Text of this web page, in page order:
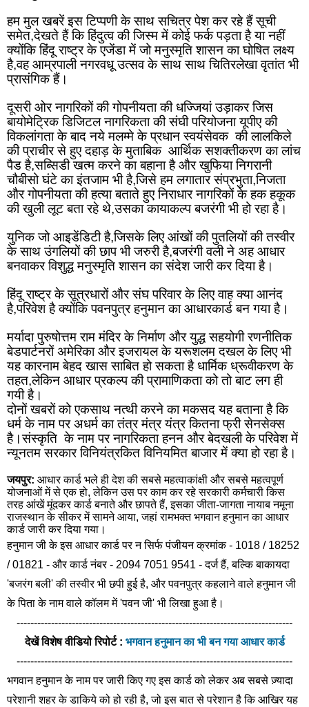
हम मुल खबरें इस टिप्पणी के साथ सचित्र पेश कर रहे हैं सूची
समेत,देखते हैं कि हिंदुत्व की जिस्म में कोई फर्क पड़ता है या नहीं
क्योंकि हिंदू राष्ट्र के एजेंडा में जो मनुस्मृति शासन का घोषित लक्ष्य
है,वह आम्रपाली नगरवधू उत्सव के साथ साथ चितिरलेखा वृतांत भी
प्रासंगिक हैं।
दूसरी ओर नागरिकों की गोपनीयता की धज्जियां उड़ाकर जिस
बायोमेट्रिक डिजिटल नागरिकता की संघी परियोजना यूपीए की
विकलांगता के बाद नये मलम्मे के प्रधान स्वयंसेवक  की लालकिले
की प्राचीर से हुए दहाड़ के मुताबिक  आर्थिक सशक्तीकरण का लांच
पैड है,सब्सिडी खत्म करने का बहाना है और खुफिया निगरानी
चौबीसो घंटे का इंतजाम भी है,जिसे हम लगातार संप्रभुता,निजता
और गोपनीयता की हत्या बताते हुए निराधार नागरिकों के हक हकूक
की खुली लूट बता रहे थे,उसका कायाकल्प बजरंगी भी हो रहा है।
युनिक जो आइडेंडिटी है,जिसके लिए आंखों की पुतलियों की तस्वीर
के साथ उंगलियों की छाप भी जरुरी है,बजरंगी वली ने अह आधार
बनवाकर विशुद्ध मनुस्मृति शासन का संदेश जारी कर दिया है।
हिंदू राष्ट्र के सूत्रधारों और संघ परिवार के लिए वाह क्या आनंद
है,परिवेश है क्योंकि पवनपुत्र हनुमान का आधारकार्ड बन गया है।
मर्यादा पुरुषोत्तम राम मंदिर के निर्माण और युद्ध सहयोगी रणनीतिक
बेडपार्टनरों अमेरिका और इजरायल के यरूशलम दखल के लिए भी
यह कारनाम बेहद खास साबित हो सकता है धार्मिक ध्रूवीकरण के
तहत,लेकिन आधार प्रकल्प की प्रामाणिकता को तो बाट लग ही
गयी है।
दोनों खबरों को एकसाथ नत्थी करने का मकसद यह बताना है कि
धर्म के नाम पर अधर्म का तंत्र मंत्र यंत्र कितना फ्री सेनसेक्स
है।संस्कृति  के नाम पर नागरिकता हनन और बेदखली के परिवेश में
न्यूनतम सरकार विनियंत्रकित विनियमित बाजार में क्या हो रहा है।
जयपुर: आधार कार्ड भले ही देश की सबसे महत्वाकांक्षी और सबसे महत्वपूर्ण
योजनाओं में से एक हो, लेकिन उस पर काम कर रहे सरकारी कर्मचारी किस
तरह आंखें मूंदकर कार्ड बनाते और छापते हैं, इसका जीता-जागता नायाब नमूना
राजस्थान के सीकर में सामने आया, जहां रामभक्त भगवान हनुमान का आधार
कार्ड जारी कर दिया गया।
हनुमान जी के इस आधार कार्ड पर न सिर्फ पंजीयन क्रमांक - 1018 / 18252
/ 01821 - और कार्ड नंबर - 2094 7051 9541 - दर्ज हैं, बल्कि बाकायदा
'बजरंग बली' की तस्वीर भी छपी हुई है, और पवनपुत्र कहलाने वाले हनुमान जी
के पिता के नाम वाले कॉलम में 'पवन जी' भी लिखा हुआ है।
--------------------------------------------------------------------------------
देखें विशेष वीडियो रिपोर्ट : भगवान हनुमान का भी बन गया आधार कार्ड
--------------------------------------------------------------------------------
भगवान हनुमान के नाम पर जारी किए गए इस कार्ड को लेकर अब सबसे ज़्यादा
परेशानी शहर के डाकिये को हो रही है, जो इस बात से परेशान है कि आखिर यह